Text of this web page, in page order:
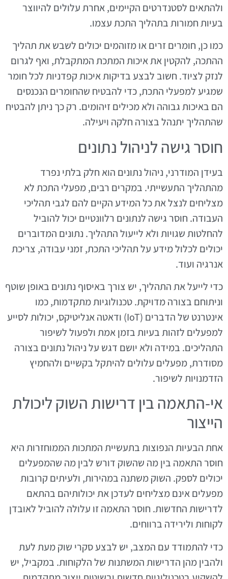
ולהתאים לסטנדרטים הקיימים, אחרת עלולים להיווצר
בעיות חמורות בתהליך התכת עצמו.
כמו כן, חומרים זרים או מזוהמים יכולים לשבש את תהליך
ההתכה, להקטין את איכות המתכת המתקבלת, ואף לגרום
לנזק לציוד. חשוב לבצע בדיקות איכות קפדניות לכל חומר
שמגיע למפעלי התכת, כדי להבטיח שהחומרים הנכנסים
הם באיכות גבוהה ולא מכילים זיהומים. רק כך ניתן להבטיח
שהתהליך יתנהל בצורה חלקה ויעילה.
חוסר גישה לניהול נתונים
בעידן המודרני, ניהול נתונים הוא חלק בלתי נפרד
מהתהליך התעשייתי. במקרים רבים, מפעלי התכת לא
מצליחים לנצל את כל המידע הקיים להם לגבי תהליכי
העבודה. חוסר גישה לנתונים רלוונטיים יכול להוביל
להחלטות שגויות ולא לייעול התהליך. נתונים המדוברים
יכולים לכלול מידע על תהליכי התכת, זמני עבודה, צריכת
אנרגיה ועוד.
כדי לייעל את התהליך, יש צורך באיסוף נתונים באופן שוטף
וניתוחם בצורה מדויקת. טכנולוגיות מתקדמות, כמו
אינטרנט של הדברים (IoT) ודאטה אנליטיקס, יכולות לסייע
למפעלים לזהות בעיות בזמן אמת ולפעול לשיפור
התהליכים. במידה ולא יושם דגש על ניהול נתונים בצורה
מסודרת, מפעלים עלולים להיתקל בקשיים ולהחמיץ
הזדמנויות לשיפור.
אי-התאמה בין דרישות השוק ליכולת
הייצור
אחת הבעיות הנפוצות בתעשיית המתכות הממוחזרות היא
חוסר התאמה בין מה שהשוק דורש לבין מה שהמפעלים
יכולים לספק. השוק משתנה במהירות, ולעיתים קרובות
מפעלים אינם מצליחים לעדכן את יכולותיהם בהתאם
לדרישות החדשות. חוסר התאמה זו עלולה להוביל לאובדן
לקוחות ולירידה ברווחים.
כדי להתמודד עם המצב, יש לבצע סקרי שוק מעת לעת
ולהבין מהן הדרישות המשתנות של הלקוחות. במקביל, יש